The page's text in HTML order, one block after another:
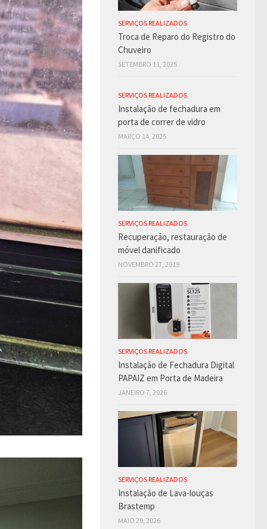
SERVIÇOS REALIZADOS
Troca de Reparo do Registro do
Chuveiro
SETEMBRO 11, 2025
SERVIÇOS REALIZADOS
Instalação de fechadura em
porta de correr de vidro
MARÇO 14, 2025
SERVIÇOS REALIZADOS
Recuperação, restauração de
móvel danificado
NOVEMBRO 27, 2019
SERVIÇOS REALIZADOS
Instalação de Fechadura Digital
PAPAIZ em Porta de Madeira
JANEIRO 7, 2026
SERVIÇOS REALIZADOS
Instalação de Lava-louças
Brastemp
MAIO 29, 2026